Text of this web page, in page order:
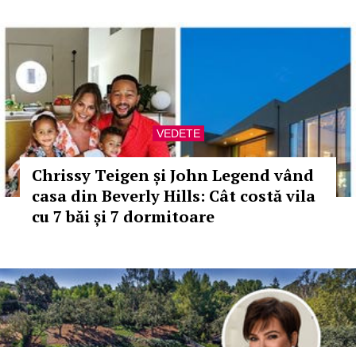
VEDETE
Chrissy Teigen și John Legend vând
casa din Beverly Hills: Cât costă vila
cu 7 băi și 7 dormitoare